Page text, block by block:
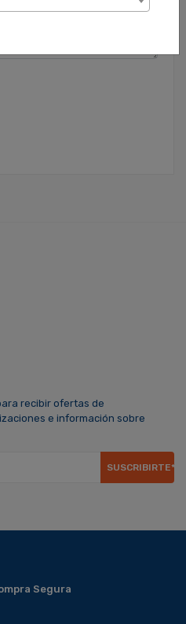
recibir ofertas de
e información sobre
SUSCRIBIRTE*
Segura